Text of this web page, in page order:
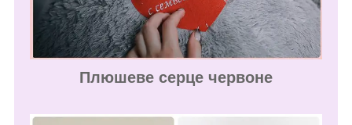
Плюшеве серце червоне